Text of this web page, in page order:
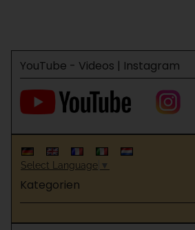
YouTube - Videos | Instagram
Select Language ▼
Kategorien